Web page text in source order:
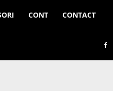
CONT CONTACT